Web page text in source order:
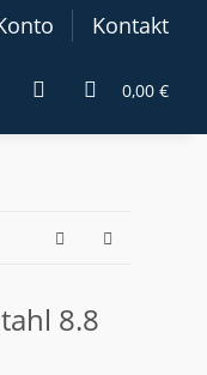
Kontakt
0,00 €
8.8